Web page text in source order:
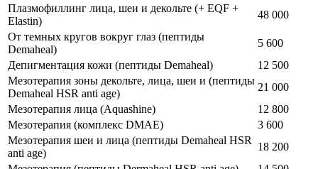
Плазмофиллинг лица, шеи и декольте (+ EQF +
Elastin)
48 000
От темных кругов вокруг глаз (пептиды
Demaheal)
5 600
Депигментация кожи (пептиды Demaheal)
12 500
Мезотерапия зоны декольте, лица, шеи и (пептиды
Demaheal HSR anti age)
21 000
Мезотерапия лица (Aquashine)
12 800
Мезотерапия (комплекс DMAE)
3 600
Мезотерапия шеи и лица (пептиды Demaheal HSR
anti age)
18 200